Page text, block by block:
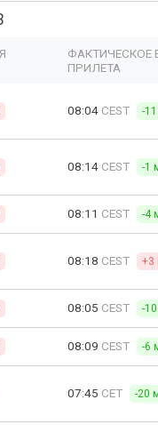
ФАКТИЧЕСКОЕ
ПРИЛЕТА
08:04 CEST -
08:14 CEST -1
08:11 CEST -4
08:18 CEST +3
08:05 CEST -
08:09 CEST -6
07:45 CET -20